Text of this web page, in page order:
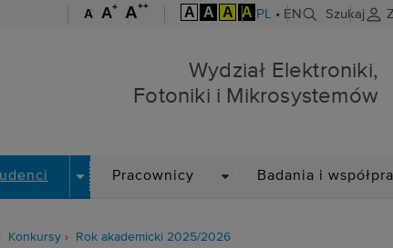
A A+ A++ A A A A PL • EN Szukaj
Fotoniki iWydział Elektroniki,
Fotoniki i Mikrosystemów
DROPDOWN
Pracownicy Badania i
Konkursy
Rok akademicki 2025/2026